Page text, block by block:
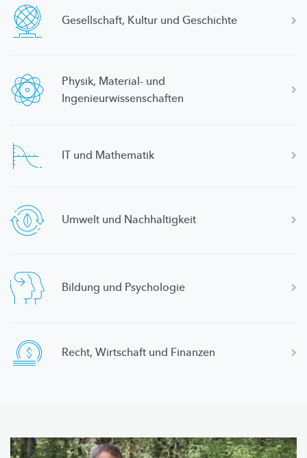
Gesellschaft, Kultur und Geschichte
Physik, Material- und
Ingenieurwissenschaften
IT und Mathematik
Umwelt und Nachhaltigkeit
Bildung und Psychologie
Recht, Wirtschaft und Finanzen